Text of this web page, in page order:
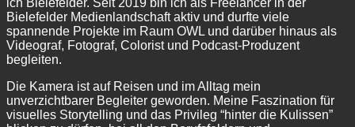
Bielefelder Medienlandschaft aktiv und durfte viele
spannende Projekte im Raum OWL und darüber hinaus als
Videograf, Fotograf, Colorist und Podcast-Produzent
begleiten.
Die Kamera ist auf Reisen und im Alltag mein
unverzichtbarer Begleiter geworden. Meine Faszination für
visuelles Storytelling und das Privileg “hinter die Kulissen”